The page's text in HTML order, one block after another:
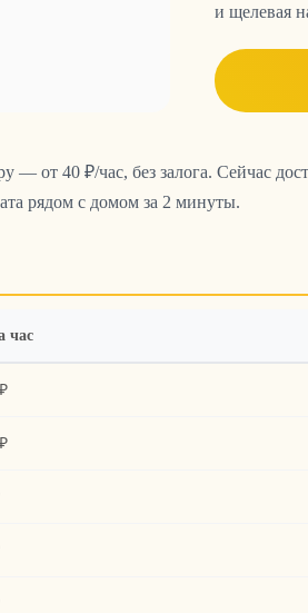
и щелевая
— от 40 ₽/час, без залога. Сейчас
рядом с домом за 2 минуты.
час